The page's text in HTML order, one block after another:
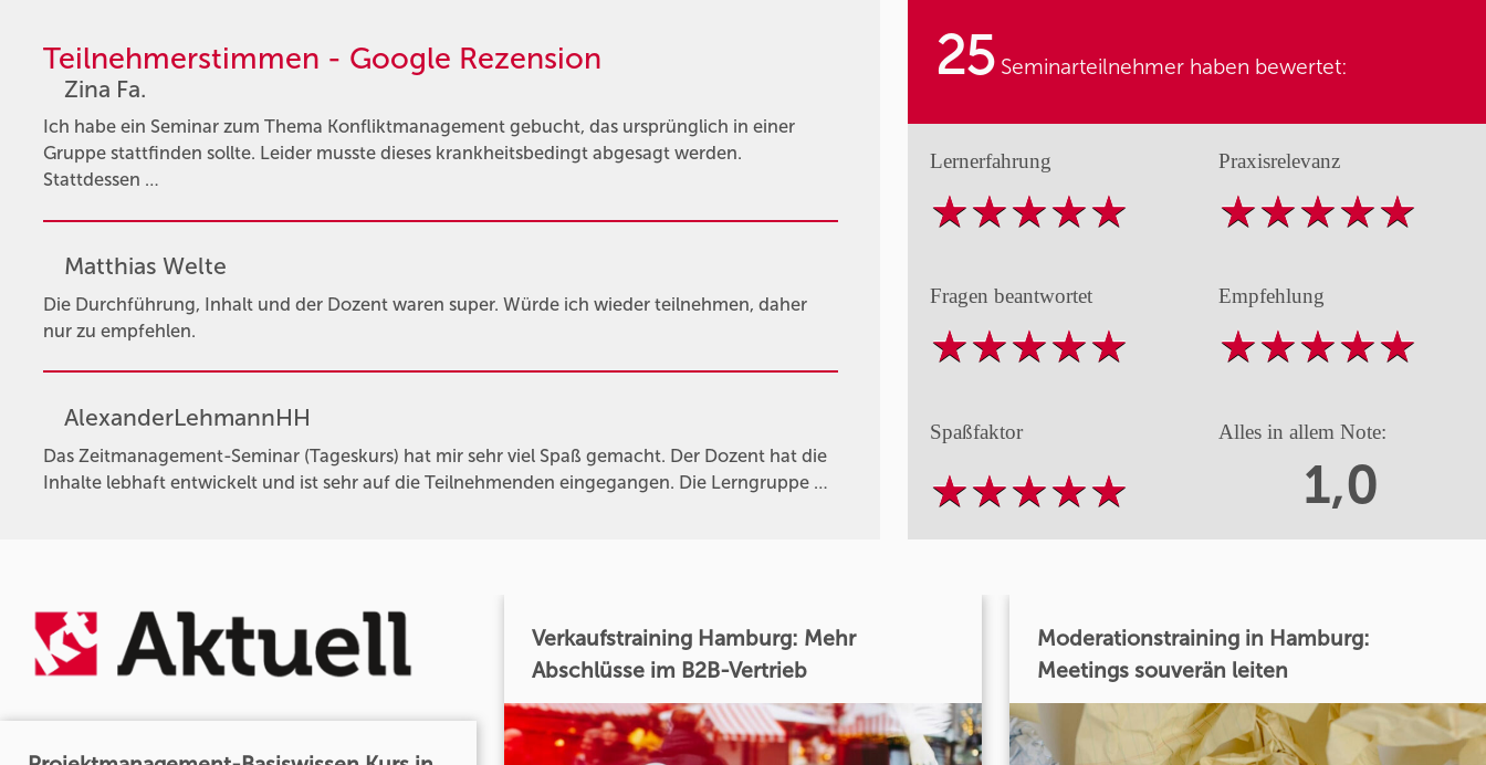
Teilnehmerstimmen - Google Rezension
Zina Fa.
Ich habe ein Seminar zum Thema Konfliktmanagement gebucht, das ursprünglich in einer
Gruppe stattfinden sollte. Leider musste dieses krankheitsbedingt abgesagt werden.
Stattdessen …
Matthias Welte
Die Durchführung, Inhalt und der Dozent waren super. Würde ich wieder teilnehmen, daher
nur zu empfehlen.
AlexanderLehmannHH
Das Zeitmanagement-Seminar (Tageskurs) hat mir sehr viel Spaß gemacht. Der Dozent hat die
Inhalte lebhaft entwickelt und ist sehr auf die Teilnehmenden eingegangen. Die Lerngruppe …
25 Seminarteilnehmer haben bewertet:
Lernerfahrung Praxisrelevanz
Fragen beantwortet Empfehlung
Spaßfaktor Alles in allem Note:
1,0
Verkaufstraining Hamburg: Mehr
Abschlüsse im B2B-Vertrieb
Moderationstraining in Hamburg:
Meetings souverän leiten